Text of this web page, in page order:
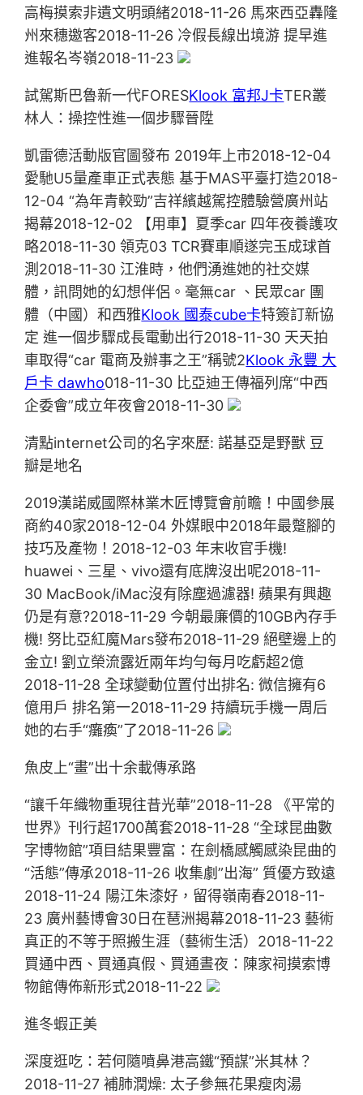
高梅摸索非遺文明頭緒2018-11-26 馬來西亞轟隆
州來穗邀客2018-11-26 冷假長線出境游 提早進
進報名岑嶺2018-11-23
試駕斯巴魯新一代FORESKlook 富邦J卡TER叢
林人：操控性進一個步驟晉陞
凱雷德活動版官圖發布 2019年上市2018-12-04
愛馳U5量產車正式表態 基于MAS平臺打造2018-
12-04 “為年青較勁”吉祥繽越駕控體驗營廣州站
揭幕2018-12-02 【用車】夏季car 四年夜養護攻
略2018-11-30 領克03 TCR賽車順遂完玉成球首
測2018-11-30 江淮時，他們湧進她的社交媒
體，訊問她的幻想伴侶。毫無car 、民眾car 團
體（中國）和西雅Klook 國泰cube卡特簽訂新協
定 進一個步驟成長電動出行2018-11-30 天天拍
車取得“car 電商及辦事之王”稱號2Klook 永豐 大
戶卡 dawho018-11-30 比亞迪王傳福列席“中西
企委會”成立年夜會2018-11-30
清點internet公司的名字來歷: 諾基亞是野獸 豆
瓣是地名
2019漢諾威國際林業木匠博覽會前瞻！中國參展
商約40家2018-12-04 外媒眼中2018年最蹩腳的
技巧及產物！2018-12-03 年末收官手機!
huawei、三星、vivo還有底牌沒出呢2018-11-
30 MacBook/iMac沒有除塵過濾器! 蘋果有興趣
仍是有意?2018-11-29 今朝最廉價的10GB內存手
機! 努比亞紅魔Mars發布2018-11-29 絕壁邊上的
金立! 劉立榮流露近兩年均勻每月吃虧超2億
2018-11-28 全球變動位置付出排名: 微信擁有6
億用戶 排名第一2018-11-29 持續玩手機一周后
她的右手“癱瘓”了2018-11-26
魚皮上“畫”出十余載傳承路
“讓千年織物重現往昔光華”2018-11-28 《平常的
世界》刊行超1700萬套2018-11-28 “全球昆曲數
字博物館”項目結果豐富：在劍橋感觸感染昆曲的
“活態”傳承2018-11-26 收集劇”出海” 質優方致遠
2018-11-24 陽江朱漆好，留得嶺南春2018-11-
23 廣州藝博會30日在琶洲揭幕2018-11-23 藝術
真正的不等于照搬生涯（藝術生活）2018-11-22
買通中西、買通真假、買通晝夜：陳家祠摸索博
物館傳佈新形式2018-11-22
進冬蝦正美
深度逛吃：若何隨噴鼻港高鐵“預謀”米其林？
2018-11-27 補肺潤燥: 太子參無花果瘦肉湯